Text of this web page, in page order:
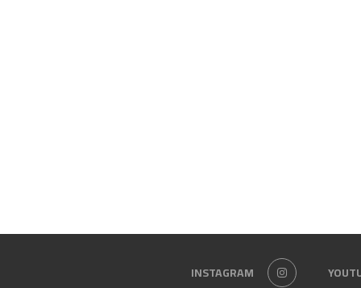
INSTAGRAM